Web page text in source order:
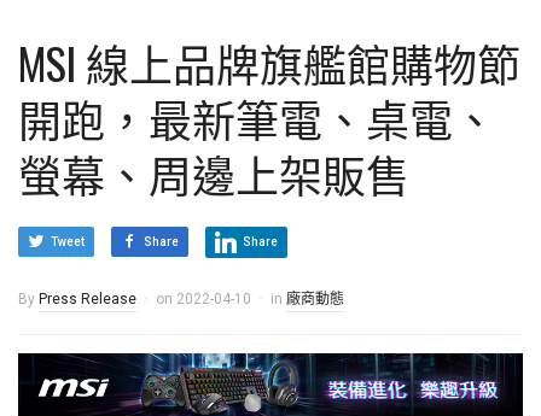
MSI 線上品牌旗艦館購物節
開跑，最新筆電、桌電、
螢幕、周邊上架販售
Tweet Share Share
By Press Release on 2022-04-10 in 廠商動態